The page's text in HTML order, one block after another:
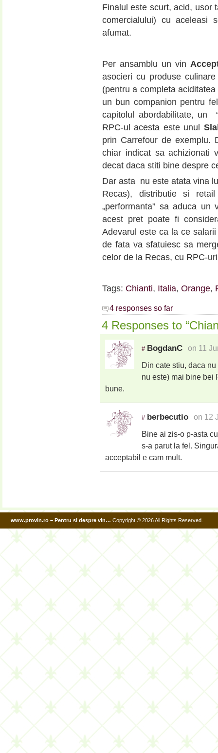
Finalul este scurt, acid, usor
comercialului) cu aceleasi
afumat.
Per ansamblu un vin
asocieri cu produse
(pentru a completa
un bun companion pentru
capitolul abordabilitate, un
RPC-ul acesta este unul
prin Carrefour de exemplu.
chiar indicat sa achizionati
decat daca stiti bine despre
Dar asta nu este atata vina
Recas), distributie si
„performanta” sa aduca
acest pret poate fi
Adevarul este ca la ce
de fata va sfatuiesc sa
celor de la Recas, cu RPC-
Tags: Chianti, Italia, Orange,
4 responses so far
4 Responses to
# BogdanC on 11
Din cate stiu, daca
nu este) mai bine bei
bune.
# berbecutio on 12
Bine ai zis-o p-asta
s-a parut la fel.
acceptabil e cam mult.
www.provin.ro – Pentru si despre vin… Copyright © 2026 All Rights Reserved.